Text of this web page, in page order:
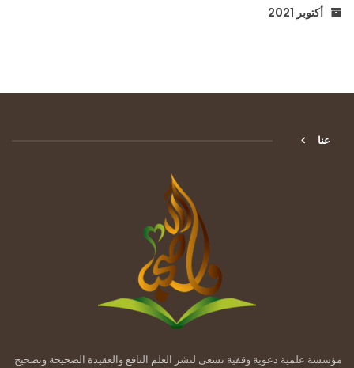
أكتوبر 2021
عنا
مؤسسة علمية دعوية وقفية تسعى لنشر العلم النافع والعقيدة الصحيحة وتصحيح